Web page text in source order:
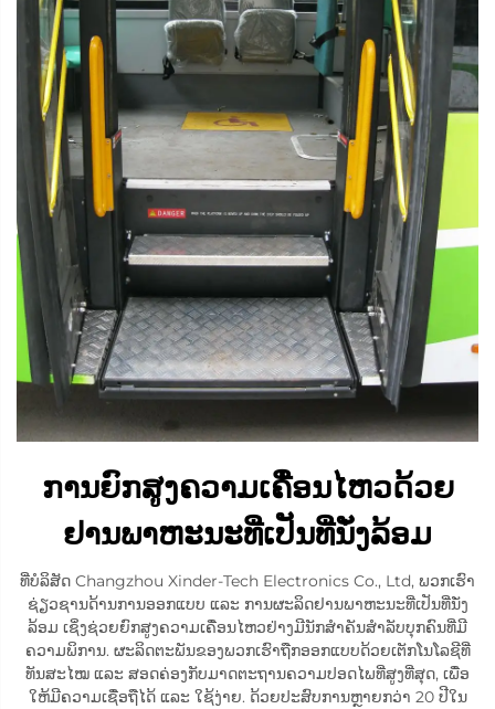
ການຍົກສູງຄວາມເຄື່ອນໄຫວດ້ວຍ
ຢານພາຫະນະທີ່ເປັນທີ່ນັ່ງລ້ອມ
ທີ່ບໍລິສັດ Changzhou Xinder-Tech Electronics Co., Ltd, ພວກເຮົາ
ຊ່ຽວຊານດ້ານການອອກແບບ ແລະ ການຜະລິດຢານພາຫະນະທີ່ເປັນທີ່ນັ່ງ
ລ້ອມ ເຊິ່ງຊ່ວຍຍົກສູງຄວາມເຄື່ອນໄຫວຢ່າງມີນັກສຳຄັນສຳລັບບຸກຄົນທີ່ມີ
ຄວາມພິການ. ຜະລິດຕະພັນຂອງພວກເຮົາຖືກອອກແບບດ້ວຍເຕັກໂນໂລຊີທີ່
ທັນສະໄໝ ແລະ ສອດຄ່ອງກັບມາດຕະຖານຄວາມປອດໄພທີ່ສູງທີ່ສຸດ, ເພື່ອ
ໃຫ້ມີຄວາມເຊື່ອຖືໄດ້ ແລະ ໃຊ້ງ່າຍ. ດ້ວຍປະສົບການຫຼາຍກວ່າ 20 ປີໃນ